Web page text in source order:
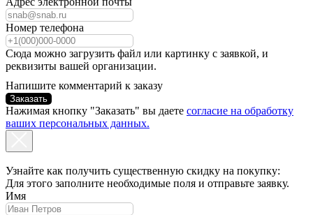
Номер телефона
Сюда можно загрузить файл или картинку с заявкой, и
реквизиты вашей организации.
Напишите комментарий к заказу
Заказать
Нажимая кнопку "Заказать" вы даете согласие на обработку
ваших персональных данных.
Узнайте как получить существенную скидку на покупку:
Для этого заполните необходимые поля и отправьте заявку.
Имя